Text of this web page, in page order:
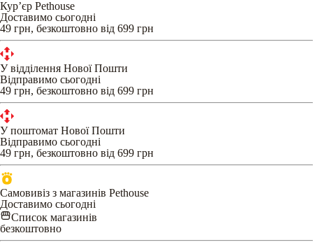
Кур’єр Pethouse
Доставимо сьогодні
49 грн, безкоштовно від 699 грн
У відділення Нової Пошти
Відправимо сьогодні
49 грн, безкоштовно від 699 грн
У поштомат Нової Пошти
Відправимо сьогодні
49 грн, безкоштовно від 699 грн
Самовивіз з магазинів Pethouse
Доставимо сьогодні
Список магазинів
безкоштовно